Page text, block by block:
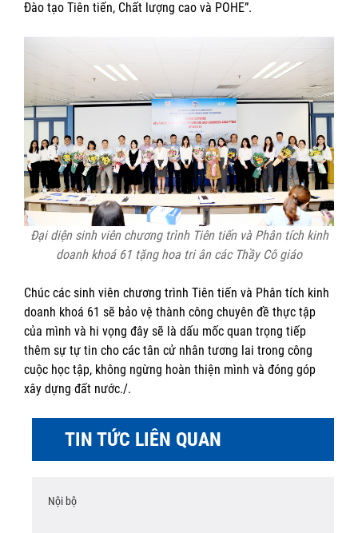
Đào tạo Tiên tiến, Chất lượng cao và POHE”.
Đại diện sinh viên chương trình Tiên tiến và Phân tích kinh
doanh khoá 61 tặng hoa tri ân các Thầy Cô giáo
Chúc các sinh viên chương trình Tiên tiến và Phân tích kinh
doanh khoá 61 sẽ bảo vệ thành công chuyên đề thực tập
của mình và hi vọng đây sẽ là dấu mốc quan trọng tiếp
thêm sự tự tin cho các tân cử nhân tương lai trong công
cuộc học tập, không ngừng hoàn thiện mình và đóng góp
xây dựng đất nước./.
TIN TỨC LIÊN QUAN
Nội bộ